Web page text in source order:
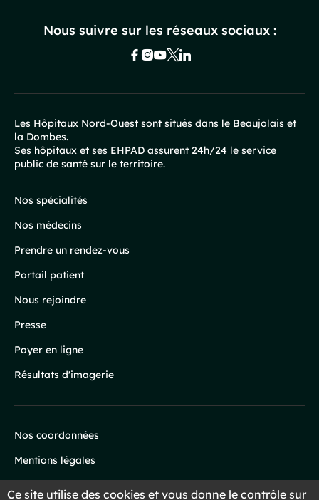
Nous suivre sur les réseaux sociaux :
Pied
de
page
Les Hôpitaux Nord-Ouest sont situés dans le Beaujolais et
la Dombes.
Ses hôpitaux et ses EHPAD assurent 24h/24 le service
public de santé sur le territoire.
Nos spécialités
Nos médecins
Prendre un rendez-vous
Portail patient
Nous rejoindre
Presse
Payer en ligne
Résultats d'imagerie
Infos
légales
Nos coordonnées
Mentions légales
Ce site utilise des cookies et vous donne le contrôle sur